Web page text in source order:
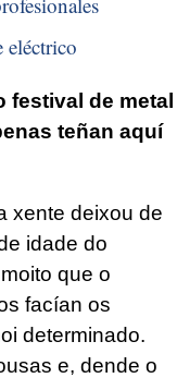
eléctrico
festival de metal
teñan aquí
xente deixou de
idade do
que o
facían os
determinado.
e, dende o